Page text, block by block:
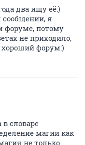
два ищу её:)
сообщении, я
форуме, потому
не приходило,
хороший форум:)
словаре
магии как
не только